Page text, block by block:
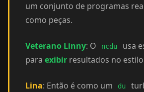
um conjunto de programas
como peças.
Veterano Linny: O ncdu
usa
para exibir resultados no estilo
Lina: Então é como um du